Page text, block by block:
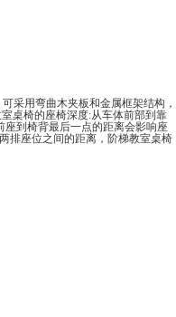
采用弯曲木夹板和金属框架结构，
室桌椅的座椅深度:从车体前部到靠
座到椅背最后一点的距离会影响座
排座位之间的距离，阶梯教室桌椅